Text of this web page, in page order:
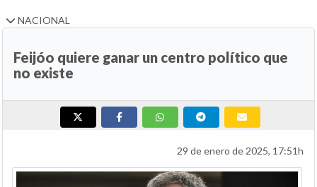
NACIONAL
Feijóo quiere ganar un centro político que
no existe
29 de enero de 2025, 17:51h